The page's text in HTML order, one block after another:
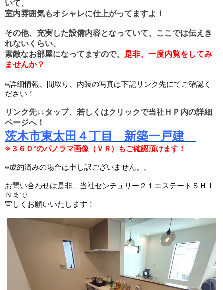
いて、
室内雰囲気もオシャレに仕上がってますよ！
その他、充実した設備内容となっていて、ここでは伝えき
れないくらい、
素敵なお部屋になってますので、 是非、一度内覧をしてみ
ませんか？
※詳細情報、間取り、内装の写真は下記リンク先にてご確認く
ださい！
リンク先↓↓タップ、若しくはクリックで当社ＨＰ内の詳細
ページへ！
茨木市東太田４丁目　新築一戸建
※３６０°のパノラマ画像（ＶＲ）もご確認頂けます！
※成約済みの場合は申し訳ございません。。
お問い合わせは是非、当社センチュリー２１エステートＳＨＩ
Ｎまで
宜しくお願いいたします！